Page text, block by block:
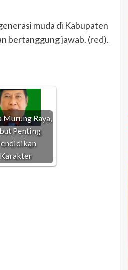
muda di Kabupaten
bertanggung jawab. (red).
Murung Raya,
Penting
Karakter